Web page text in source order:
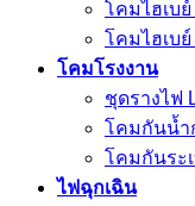
โคมไฮเบ
โคมไฮเบ
โคมโรงงาน
ชุดรางไฟ
โคมกันน้ำ
โคมกันระ
ไฟฉุกเฉิน